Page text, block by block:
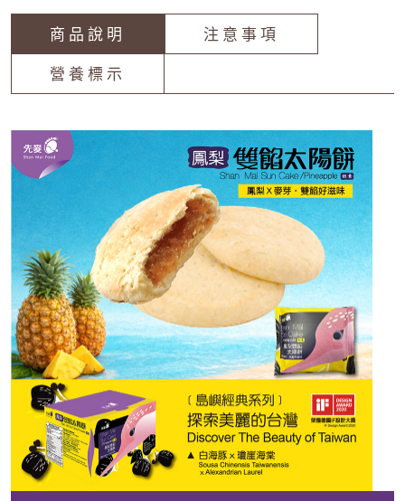
商品說明 注意事項
營養標示